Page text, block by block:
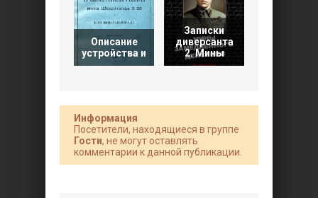
Описание
устройства и
Записки
диверсанта
2. Мины
Информация
Посетители, находящиеся в группе
Гости, не могут оставлять
комментарии к данной публикации.